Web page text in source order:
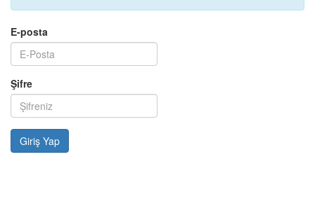
E-posta
Şifre